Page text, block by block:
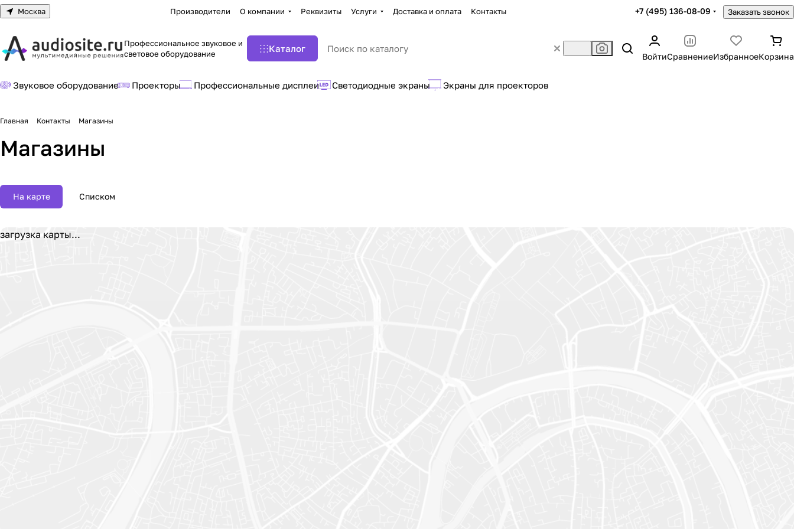
Москва Производители О компании Реквизиты Услуги Доставка и оплата Контакты +7 (495) 136-08-09 Заказать звонок
Профессиональное звуковое и
световое оборудование
Каталог
ВойтиСравнениеИзбранноеКорзина
Звуковое оборудование Проекторы Профессиональные дисплеи Светодиодные экраны Экраны для проекторов
Главная Контакты Магазины
Магазины
На карте Списком
загрузка карты...